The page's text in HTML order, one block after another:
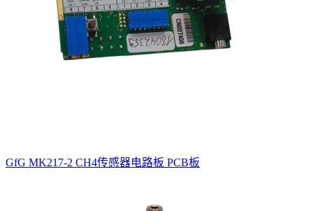
GfG MK217-2 CH4传感器电路板 PCB板